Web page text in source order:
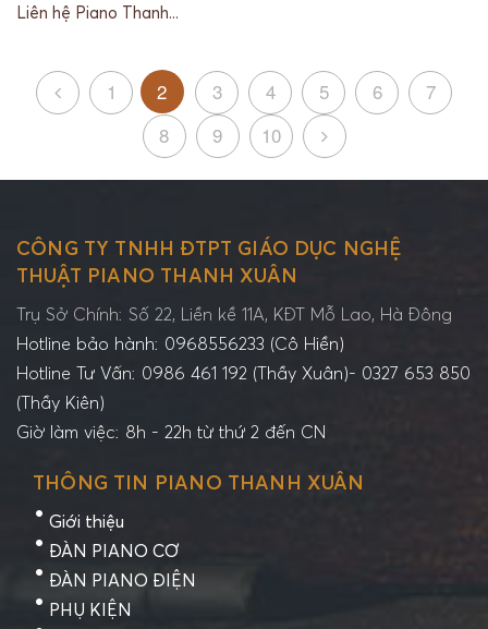
Liên hệ Piano Thanh...
1 2 3 4 5 6
7
8
9 10
CÔNG TY TNHH ĐTPT GIÁO DỤC NGHỆ
THUẬT PIANO THANH XUÂN
Trụ Sở Chính: Số 22, Liền kề 11A, KĐT Mỗ Lao, Hà Đông
Hotline bảo hành: 0968556233 (Cô Hiền)
Hotline Tư Vấn: 0986 461 192 (Thầy Xuân)- 0327 653 850
(Thầy Kiên)
Giờ làm việc: 8h - 22h từ thứ 2 đến CN
THÔNG TIN PIANO THANH XUÂN
Giới thiệu
ĐÀN PIANO CƠ
ĐÀN PIANO ĐIỆN
PHỤ KIỆN